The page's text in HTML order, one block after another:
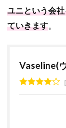
ユニという会
ていきます。
Vaseline(